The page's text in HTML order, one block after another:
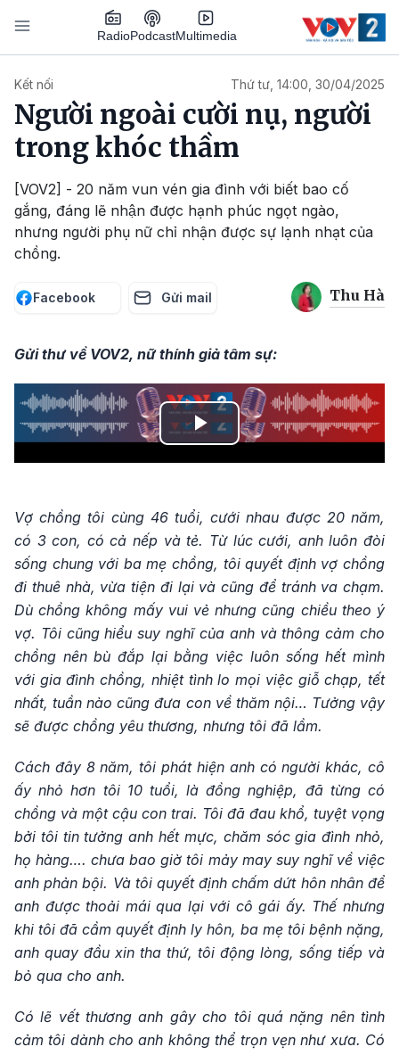
Nhảy đến nội dung
RadioPodcastMultimedia
Kết nối Thứ tư, 14:00, 30/04/2025
Người ngoài cười nụ, người
trong khóc thầm
[VOV2] - 20 năm vun vén gia đình với biết bao cố
gắng, đáng lẽ nhận được hạnh phúc ngọt ngào,
nhưng người phụ nữ chỉ nhận được sự lạnh nhạt của
chồng.
Facebook Gửi mail Thu Hà
Gửi thư về VOV2, nữ thính giả tâm sự:
Play
Vợ chồng tôi cùng 46 tuổi, cưới nhau được 20 năm,
có 3 con, có cả nếp và tẻ. Từ lúc cưới, anh luôn đòi
sống chung với ba mẹ chồng, tôi quyết định vợ chồng
đi thuê nhà, vừa tiện đi lại và cũng để tránh va chạm.
Dù chồng không mấy vui vẻ nhưng cũng chiều theo ý
vợ. Tôi cũng hiểu suy nghĩ của anh và thông cảm cho
chồng nên bù đắp lại bằng việc luôn sống hết mình
với gia đình chồng, nhiệt tình lo mọi việc giỗ chạp, tết
nhất, tuần nào cũng đưa con về thăm nội… Tưởng vậy
sẽ được chồng yêu thương, nhưng tôi đã lầm.
Cách đây 8 năm, tôi phát hiện anh có người khác, cô
ấy nhỏ hơn tôi 10 tuổi, là đồng nghiệp, đã từng có
chồng và một cậu con trai. Tôi đã đau khổ, tuyệt vọng
bởi tôi tin tưởng anh hết mực, chăm sóc gia đình nhỏ,
họ hàng…. chưa bao giờ tôi mảy may suy nghĩ về việc
anh phản bội. Và tôi quyết định chấm dứt hôn nhân để
anh được thoải mái qua lại với cô gái ấy. Thế nhưng
khi tôi đã cầm quyết định ly hôn, ba mẹ tôi bệnh nặng,
anh quay đầu xin tha thứ, tôi động lòng, sống tiếp và
bỏ qua cho anh.
Có lẽ vết thương anh gây cho tôi quá nặng nên tình
cảm tôi dành cho anh không thể trọn vẹn như xưa. Có